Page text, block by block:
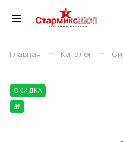
Главная – Каталог –
СКИДКА
🎁